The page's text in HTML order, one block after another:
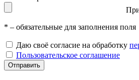
* – обязательные для заполнения поля
Даю своё согласие на обработку
Пользовательское соглашение
Отправить